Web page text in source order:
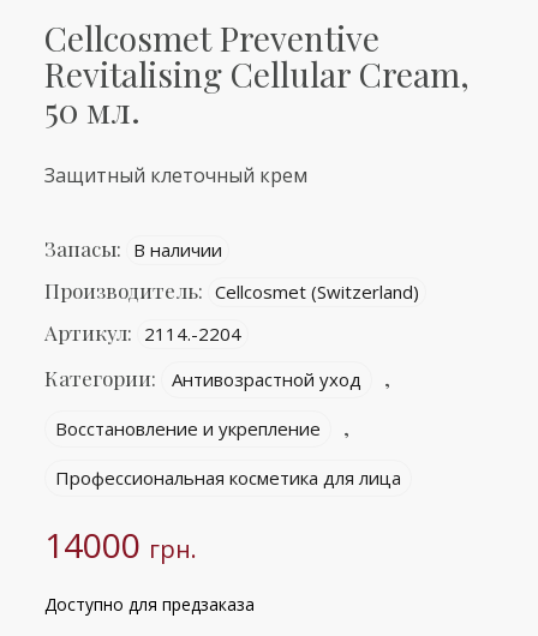
Cellcosmet Preventive
Revitalising Cellular Cream,
50 мл.
Защитный клеточный крем
Запасы: В наличии
Производитель: Cellcosmet (Switzerland)
Артикул: 2114.-2204
Категории: Антивозрастной уход ,
Восстановление и укрепление ,
Профессиональная косметика для лица
14000 грн.
Доступно для предзаказа